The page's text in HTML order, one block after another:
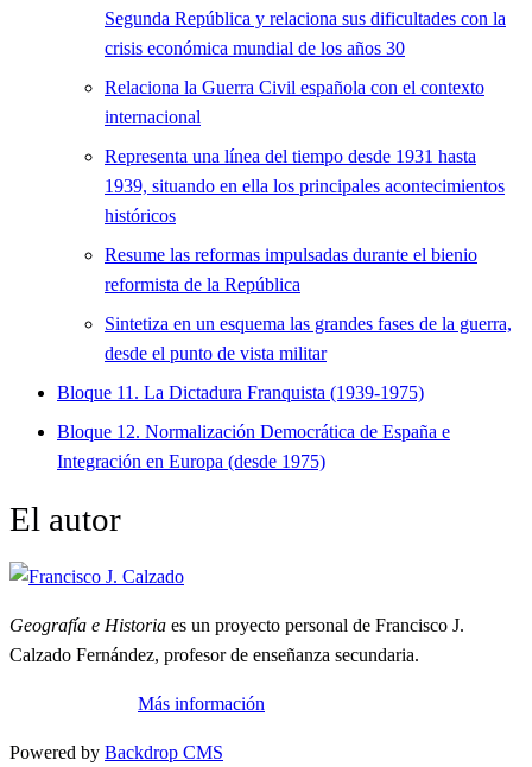
Segunda República y relaciona sus dificultades con la
crisis económica mundial de los años 30
Relaciona la Guerra Civil española con el contexto
internacional
Representa una línea del tiempo desde 1931 hasta
1939, situando en ella los principales acontecimientos
históricos
Resume las reformas impulsadas durante el bienio
reformista de la República
Sintetiza en un esquema las grandes fases de la guerra,
desde el punto de vista militar
Bloque 11. La Dictadura Franquista (1939-1975)
Bloque 12. Normalización Democrática de España e
Integración en Europa (desde 1975)
El autor
Geografía e Historia es un proyecto personal de Francisco J.
Calzado Fernández, profesor de enseñanza secundaria.
Más información
Powered by Backdrop CMS